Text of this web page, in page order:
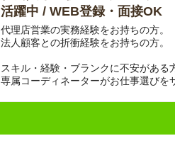
活躍中 / WEB登録・面接OK
代理店営業の実務経験をお持ちの方。
法人顧客との折衝経験をお持ちの方。
スキル・経験・ブランクに不安がある
専属コーディネーターがお仕事選びを